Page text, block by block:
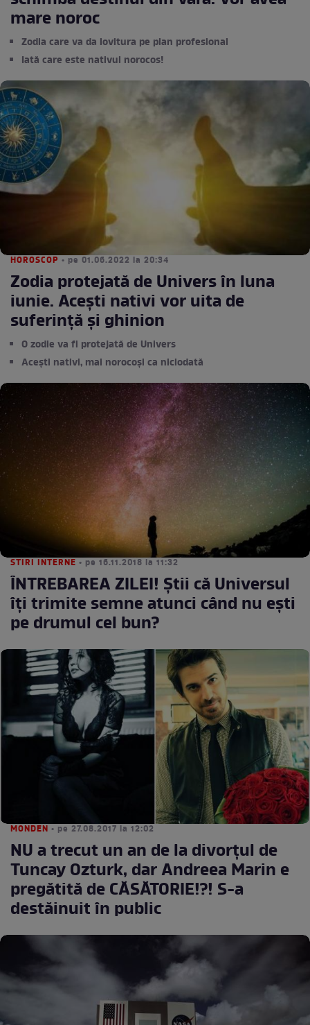
mare noroc
Zodia care va da lovitura pe plan profesional
Iată care este nativul norocos!
HOROSCOP • pe 01.06.2022 la 20:34
Zodia protejată de Univers în luna
iunie. Acești nativi vor uita de
suferință și ghinion
O zodie va fi protejată de Univers
Acești nativi, mai norocoși ca niciodată
STIRI INTERNE • pe 16.11.2018 la 11:32
ÎNTREBAREA ZILEI! Ştii că Universul
îţi trimite semne atunci când nu eşti
pe drumul cel bun?
MONDEN • pe 27.08.2017 la 12:02
NU a trecut un an de la divorţul de
Tuncay Ozturk, dar Andreea Marin e
pregătită de CĂSĂTORIE!?! S-a
destăinuit în public